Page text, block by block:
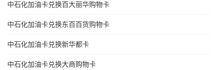
中石化加油卡兑换百大丽华购物卡
中石化加油卡兑换东百百货购物卡
中石化加油卡兑换新华都卡
中石化加油卡兑换大商购物卡